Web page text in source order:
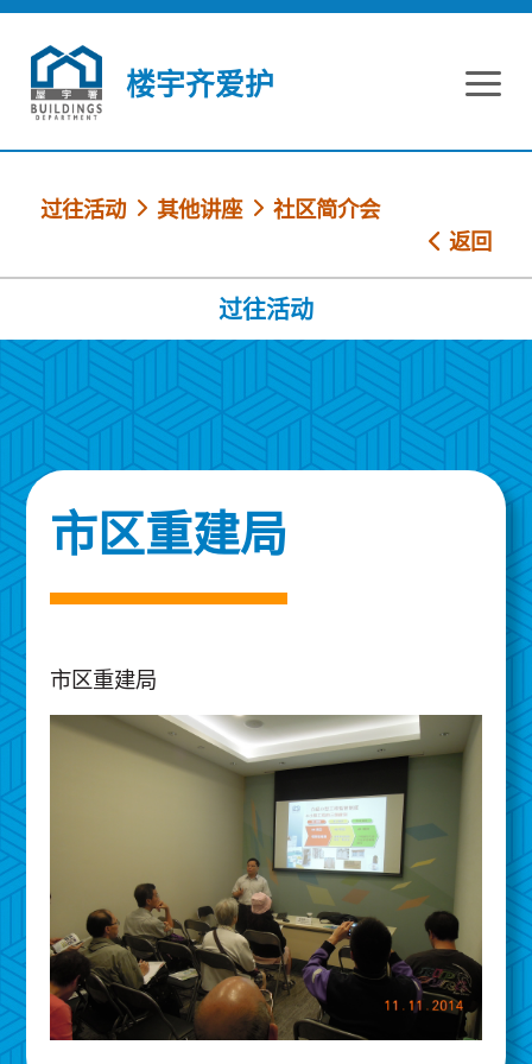
跳到内容
楼宇齐爱护
过往活动 其他讲座
社区简介会
返回
过往活动
市区重建局
市区重建局